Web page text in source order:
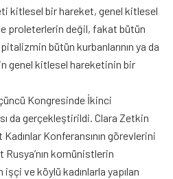
kitlesel bir hareket, genel kitlesel
proleterlerin değil, fakat bütün
bütün kurbanlarının ya da
genel kitlesel hareketinin bir
Kongresinde İkinci
da gerçekleştirildi. Clara Zetkin
Konferansının görevlerini
Rusya’nın komünistlerin
ve köylü kadınlarla yapılan